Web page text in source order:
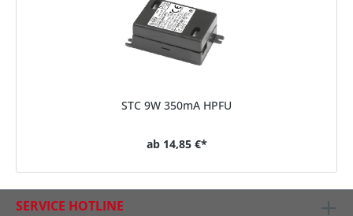
STC 9W 350mA HPFU
ab 14,85 €*
SERVICE HOTLINE